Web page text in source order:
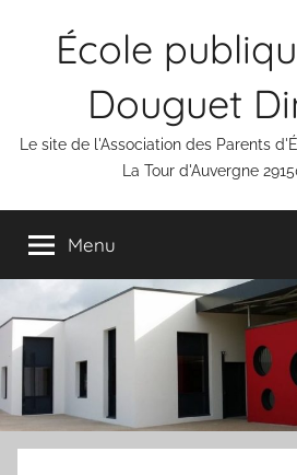
École
Douguet
Le site de l'Association des Parents
La Tour d'Auvergne
Menu